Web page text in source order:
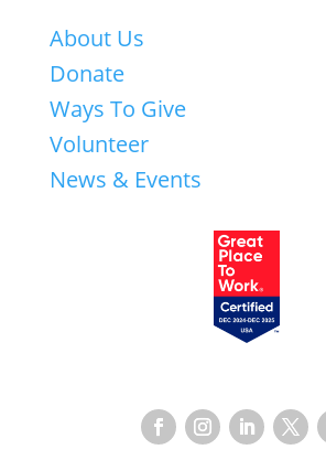
About Us
Donate
Ways To Give
Volunteer
News & Events